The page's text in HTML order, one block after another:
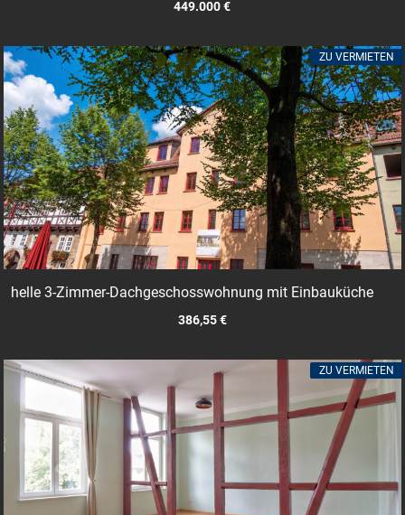
449.000 €
helle 3-Zimmer-Dachgeschosswohnung mit Einbauküche
386,55 €
ZU VERMIETEN
ZU VERMIETEN